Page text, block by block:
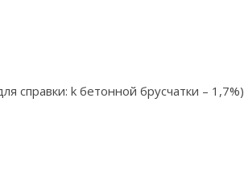
справки: k бетонной брусчатки – 1,7%)